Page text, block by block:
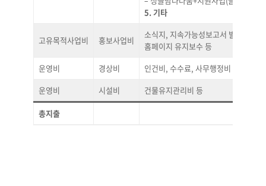
5. 기타
고유목적사업비 홍보사업비
소식지, 지속가능성보고서 발행 및
홈페이지 유지보수 등
운영비
경상비
인건비, 수수료, 사무행정비 등
운영비
시설비 건물유지관리비 등
총지출